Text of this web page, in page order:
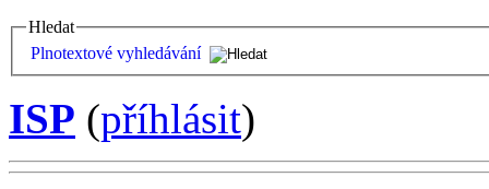
Hledat
Plnotextové vyhledávání
ISP (příhlásit)